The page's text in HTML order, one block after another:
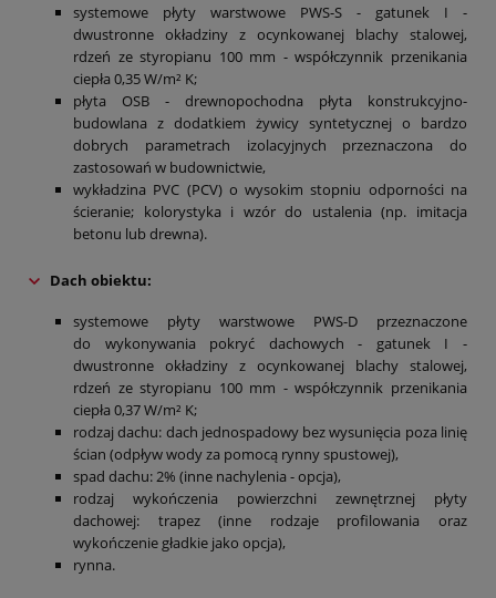
systemowe płyty warstwowe PWS-S - gatunek I -
dwustronne okładziny z ocynkowanej blachy stalowej,
rdzeń ze styropianu 100 mm - współczynnik przenikania
ciepła 0,35 W/m² K;
płyta OSB - drewnopochodna płyta konstrukcyjno-
budowlana z dodatkiem żywicy syntetycznej o bardzo
dobrych parametrach izolacyjnych przeznaczona do
zastosowań w budownictwie,
wykładzina PVC (PCV) o wysokim stopniu odporności na
ścieranie; kolorystyka i wzór do ustalenia (np. imitacja
betonu lub drewna).
Dach obiektu:
systemowe płyty warstwowe PWS-D przeznaczone
do wykonywania pokryć dachowych - gatunek I -
dwustronne okładziny z ocynkowanej blachy stalowej,
rdzeń ze styropianu 100 mm - współczynnik przenikania
ciepła 0,37 W/m² K;
rodzaj dachu: dach jednospadowy bez wysunięcia poza linię
ścian (odpływ wody za pomocą rynny spustowej),
spad dachu: 2% (inne nachylenia - opcja),
rodzaj wykończenia powierzchni zewnętrznej płyty
dachowej: trapez (inne rodzaje profilowania oraz
wykończenie gładkie jako opcja),
rynna.